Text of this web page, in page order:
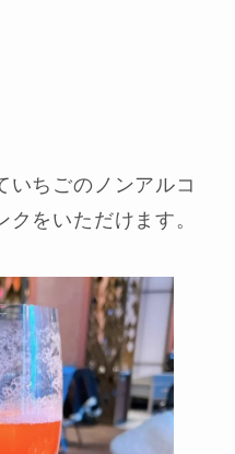
いちごのノンアルコ
をいただけます。